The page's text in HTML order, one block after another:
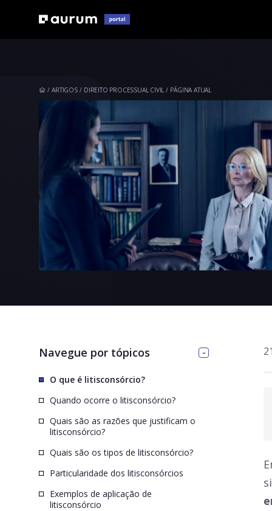
ARTIGOS DIREITO PROCESSUAL CIVIL PÁGINA ATUAL
Navegue por tópicos
O que é litisconsórcio?
Quando ocorre o litisconsórcio?
Quais são as razões que justificam o
litisconsórcio?
Quais são os tipos de litisconsórcio?
Particularidade dos litisconsórcios
Exemplos de aplicação de
litisconsórcio